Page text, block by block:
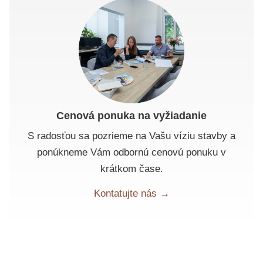
Cenová ponuka na vyžiadanie
S radosťou sa pozrieme na Vašu víziu stavby a
ponúkneme Vám odbornú cenovú ponuku v
krátkom čase.
Kontatujte nás →